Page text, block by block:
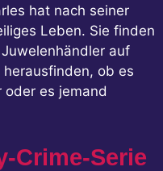
hat nach seiner
Leben. Sie finden
auf
ob es
oder es jemand
Crime-Serie